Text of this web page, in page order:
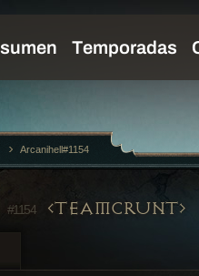
#1154 TEAMCRUNT
Arcanihell#1154